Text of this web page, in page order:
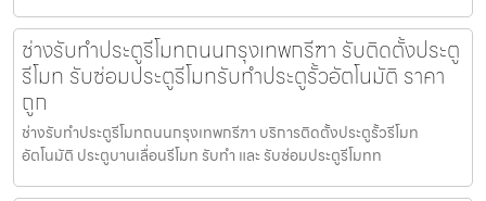
ช่างรับทำประตูรีโมทถนนกรุงเทพกรีฑา รับติดตั้งประตู
รีโมท รับซ่อมประตูรีโมทรับทำประตูรั้วอัตโนมัติ ราคา
ถูก
ช่างรับทำประตูรีโมทถนนกรุงเทพกรีฑา บริการติดตั้งประตูรั้วรีโมท
อัตโนมัติ ประตูบานเลื่อนรีโมท รับทำ และ รับซ่อมประตูรีโมทท